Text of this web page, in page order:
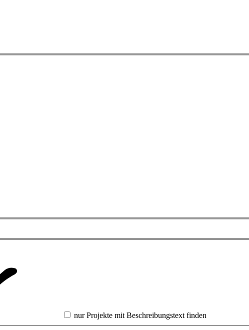
nur Projekte mit Beschreibungstext finden